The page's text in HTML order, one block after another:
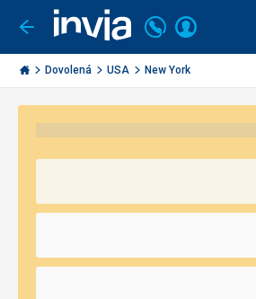
Jít
zpět
Invia.cz
Volejte
226
000
290
Přihlásit
Dovolená USA New York